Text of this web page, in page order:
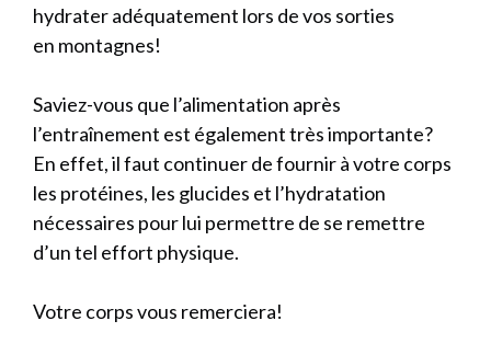
hydrater adéquatement lors de vos sorties
en montagnes!
Saviez-vous que l’alimentation après
l’entraînement est également très importante?
En effet, il faut continuer de fournir à votre corps
les protéines, les glucides et l’hydratation
nécessaires pour lui permettre de se remettre
d’un tel effort physique.
Votre corps vous remerciera!